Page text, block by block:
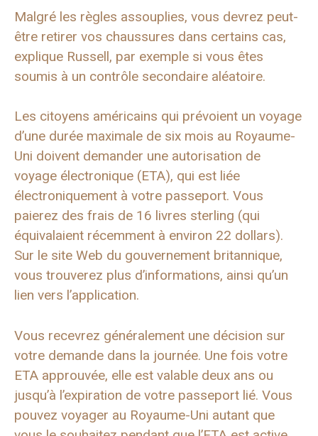
Malgré les règles assouplies, vous devrez peut-
être retirer vos chaussures dans certains cas,
explique Russell, par exemple si vous êtes
soumis à un contrôle secondaire aléatoire.
Les citoyens américains qui prévoient un voyage
d’une durée maximale de six mois au Royaume-
Uni doivent demander une autorisation de
voyage électronique (ETA), qui est liée
électroniquement à votre passeport. Vous
paierez des frais de 16 livres sterling (qui
équivalaient récemment à environ 22 dollars).
Sur le site Web du gouvernement britannique,
vous trouverez plus d’informations, ainsi qu’un
lien vers l’application.
Vous recevrez généralement une décision sur
votre demande dans la journée. Une fois votre
ETA approuvée, elle est valable deux ans ou
jusqu’à l’expiration de votre passeport lié. Vous
pouvez voyager au Royaume-Uni autant que